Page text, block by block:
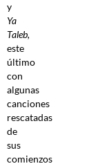
y
Ya
Taleb,
este
último
con
algunas
canciones
rescatadas
de
sus
comienzos